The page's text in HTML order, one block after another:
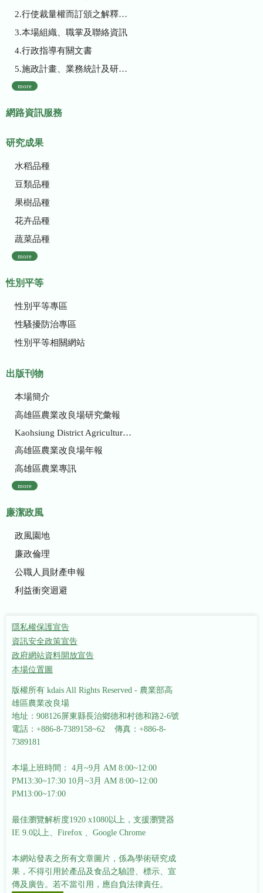
2.行使裁量權而訂頒之解釋性規定及裁量基準
3.本場組織、職掌及聯絡資訊
4.行政指導有關文書
5.施政計畫、業務統計及研究報告
more
網路資訊服務
研究成果
水稻品種
豆類品種
果樹品種
花卉品種
蔬菜品種
more
性別平等
性別平等專區
性騷擾防治專區
性別平等相關網站
出版刊物
本場簡介
高雄區農業改良場研究彙報
Kaohsiung District Agricultural Research and Extension Station
高雄區農業改良場年報
高雄區農業專訊
more
廉潔政風
政風園地
廉政倫理
公職人員財產申報
利益衝突迴避
隱私權保護宣告
資訊安全政策宣告
政府網站資料開放宣告
本場位置圖
版權所有 kdais All Rights Reserved - 農業部高
雄區農業改良場
地址：908126屏東縣長治鄉德和村德和路2-6號
電話：+886-8-7389158~62 傳真：+886-8-
7389181
本場上班時間： 4月~9月 AM 8:00~12:00
PM13:30~17:30 10月~3月 AM 8:00~12:00
PM13:00~17:00
最佳瀏覽解析度1920 x1080以上，支援瀏覽器
IE 9.0以上、Firefox 、Google Chrome
本網站發表之所有文章圖片，係為學術研究成
果，不得引用於產品及食品之驗證、標示、宣
傳及廣告。若不當引用，應自負法律責任。